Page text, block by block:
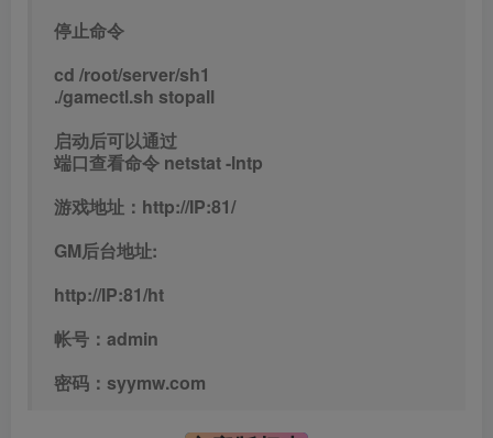
停止命令
cd /root/server/sh1
./gamectl.sh stopall
启动后可以通过
端口查看命令 netstat -lntp
游戏地址：http://IP:81/
GM后台地址:
http://IP:81/ht
帐号：admin
密码：syymw.com